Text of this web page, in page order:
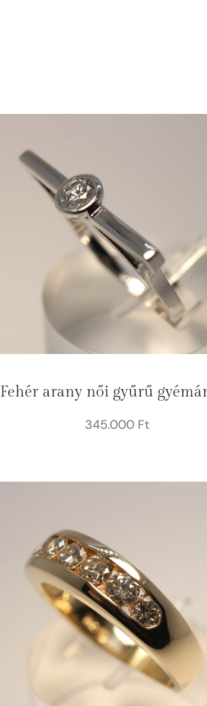
Fehér arany női gyűrű
345.000 Ft